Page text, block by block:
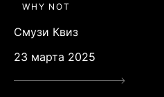
WHY NOT
Смузи Квиз
23 марта 2025